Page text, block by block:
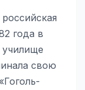
года в
училище
свою